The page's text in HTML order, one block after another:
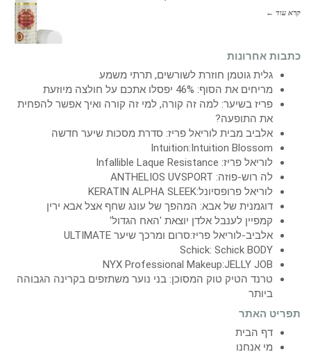
קרא עוד ←
כתבות אחרונות
גלית גוטמן חוזרת לשורשים, תרתי משמע
מריחים את הסוף: 46% יפסלו אתכם על חולצה מיוזעת
פריז בשיער: למה זה קורה, למי זה קורה ואיך אפשר להפחית
את התופעה?
אלביב מבית לוריאל פריז: סדרת מסכות שיער חדשה
Intuition:Intuition Blossom
לוריאל פריז: Infallible Laque Resistance
לה רוש-פוזה: ANTHELIOS UVSPORT
לוריאל פרופסיונל:KERATIN ALPHA SLEEK
דוגמנית של אבא: המהפך של עונג שחף אצל אבא ירין
קמפיין לענבל אלדן יוצאת 'האח הגדול'
אלביב-לוריאל פריז:סרום ומרכך שיער ULTIMATE
Schick: Schick BODY
NYX Professional Makeup:JELLY JOB
טרנד הטיק טוק המסוכן: בני נוער משתזפים בקרינה הגבוהה
ביותר
תפריט האתר
דף הבית
מי אנחנו